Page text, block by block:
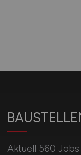
Aktuell 560